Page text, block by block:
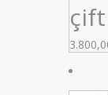
çift